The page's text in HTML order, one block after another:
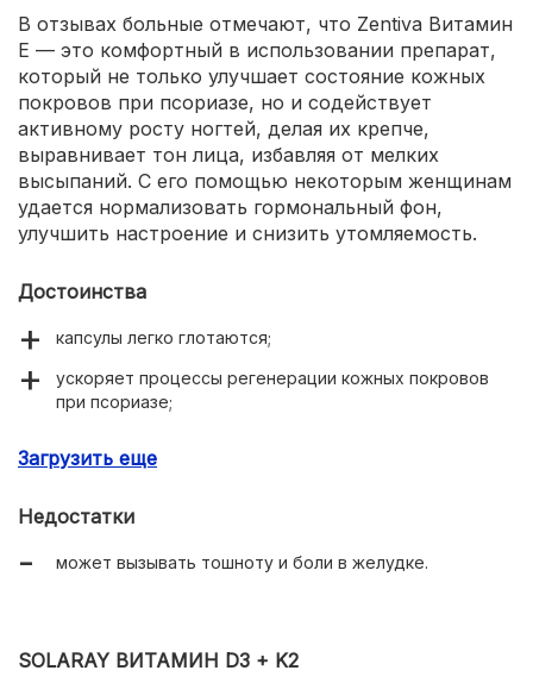
В отзывах больные отмечают, что Zentiva Витамин
Е — это комфортный в использовании препарат,
который не только улучшает состояние кожных
покровов при псориазе, но и содействует
активному росту ногтей, делая их крепче,
выравнивает тон лица, избавляя от мелких
высыпаний. С его помощью некоторым женщинам
удается нормализовать гормональный фон,
улучшить настроение и снизить утомляемость.
Достоинства
капсулы легко глотаются;
ускоряет процессы регенерации кожных покровов
при псориазе;
Загрузить еще
Недостатки
может вызывать тошноту и боли в желудке.
SOLARAY ВИТАМИН D3 + K2